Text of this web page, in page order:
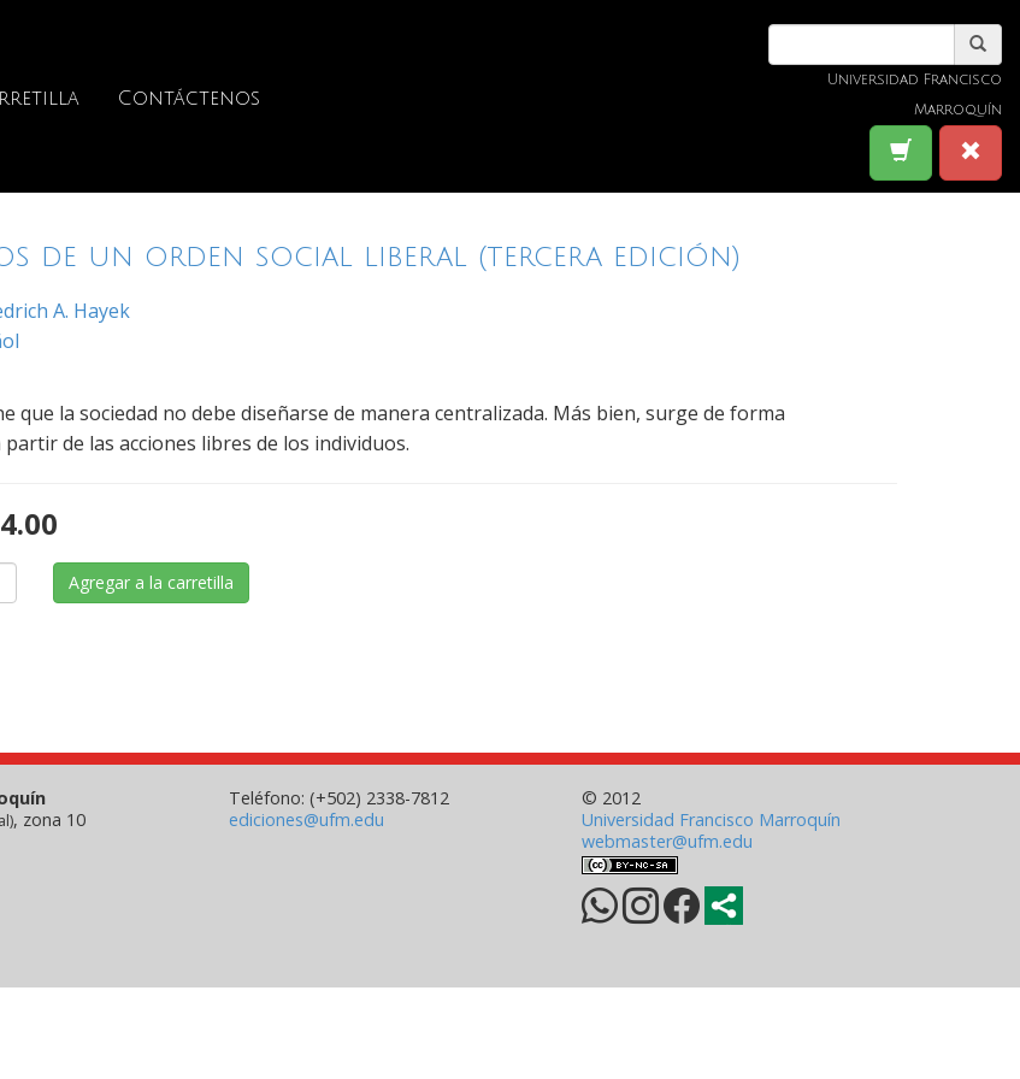
Contáctenos
Universidad Francisco
Marroquín
de un orden social liberal (tercera edición)
A. Hayek
que la sociedad no debe diseñarse de manera centralizada. Más bien, surge de forma
de las acciones libres de los individuos.
Agregar a la carretilla
, zona 10
Teléfono: (+502) 2338-7812
ediciones@ufm.edu
© 2012
Universidad Francisco Marroquín
webmaster@ufm.edu